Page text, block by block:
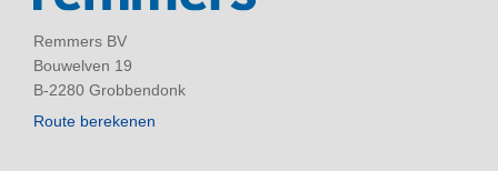
Remmers BV
Bouwelven 19
B-2280 Grobbendonk
Route berekenen